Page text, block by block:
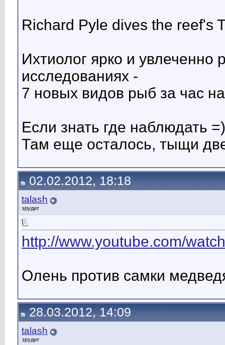
Richard Pyle dives the reef's
Ихтиолог ярко и увлеченно
исследованиях -
7 новых видов рыб за час
Если знать где наблюдать =)
Там еще осталось, тыщи
02.02.2012, 18:18
talash
эрудит
http://www.youtube.com/
Олень против самки
28.03.2012, 14:09
talash
эрудит